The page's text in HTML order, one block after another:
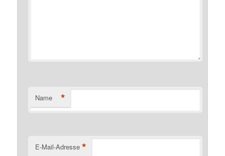
Name *
E-Mail-Adresse *